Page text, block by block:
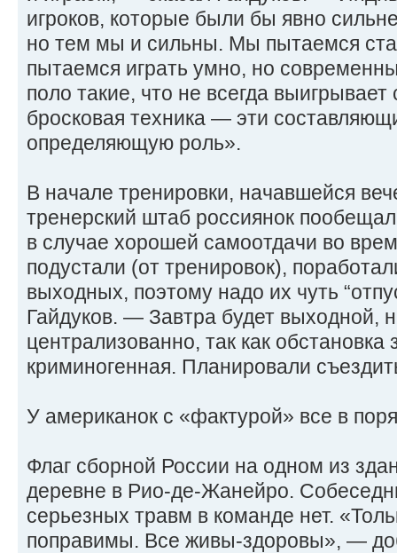
игроков, которые были бы явно
но тем мы и сильны. Мы пытаемся
пытаемся играть умно, но
поло такие, что не всегда
бросковая техника — эти
определяющую роль».
В начале тренировки, начавшейся
тренерский штаб россиянок
в случае хорошей самоотдачи во
подустали (от тренировок),
выходных, поэтому надо их чуть
Гайдуков. — Завтра будет выходной,
централизованно, так как
криминогенная. Планировали
У американок с «фактурой» все в
Флаг сборной России на одном из
деревне в Рио-де-Жанейро.
серьезных травм в команде нет.
поправимы. Все живы-здоровы», —